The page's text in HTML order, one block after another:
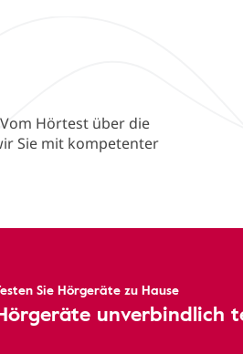
Hörtest über die
Sie mit kompetenter
Sie Hörgeräte zu Hause
unverbindlich